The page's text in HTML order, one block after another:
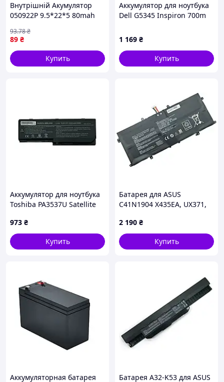
Внутрішній Акумулятор
050922P 9.5*22*5 80mah
89 ₴
93.78₴
Купить
Аккумулятор для ноутбука
Dell G5345 Inspiron 700m
1 169 ₴
Купить
Аккумулятор для ноутбука
Toshiba PA3537U Satellite
OEM
973 ₴
Купить
Батарея для ASUS
C41N1904 X435EA, UX371,
BX325, UM325, UX425 (15.4V
3200mAh)
2 190 ₴
Купить
Аккумуляторная батарея
Батарея A32-K53 для ASUS